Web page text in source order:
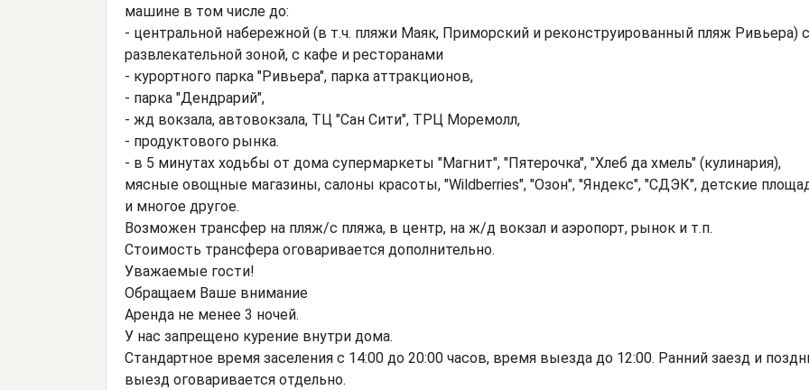
машине в том числе до:
- центральной набережной (в т.ч. пляжи Маяк, Приморский и реконструированный пляж Ривьера) с
развлекательной зоной, с кафе и ресторанами
- курортного парка "Ривьера", парка аттракционов,
- парка "Дендрарий",
- жд вокзала, автовокзала, ТЦ "Сан Сити", ТРЦ Моремолл,
- продуктового рынка.
- в 5 минутах ходьбы от дома супермаркеты "Магнит", "Пятерочка", "Хлеб да хмель" (кулинария),
мясные овощные магазины, салоны красоты, "Wildberries", "Озон", "Яндекс", "СДЭК", детские
и многое другое.
Возможен трансфер на пляж/с пляжа, в центр, на ж/д вокзал и аэропорт, рынок и т.п.
Стоимость трансфера оговаривается дополнительно.
Уважаемые гости!
Обращаем Ваше внимание
Аренда не менее 3 ночей.
У нас запрещено курение внутри дома.
Стандартное время заселения с 14:00 до 20:00 часов, время выезда до 12:00. Ранний заезд и
выезд оговаривается отдельно.